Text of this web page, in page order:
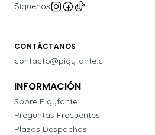
Síguenos
CONTÁCTANOS
contacto@pigyfante.cl
INFORMACIÓN
Sobre Pigyfante
Preguntas Frecuentes
Plazos Despachos